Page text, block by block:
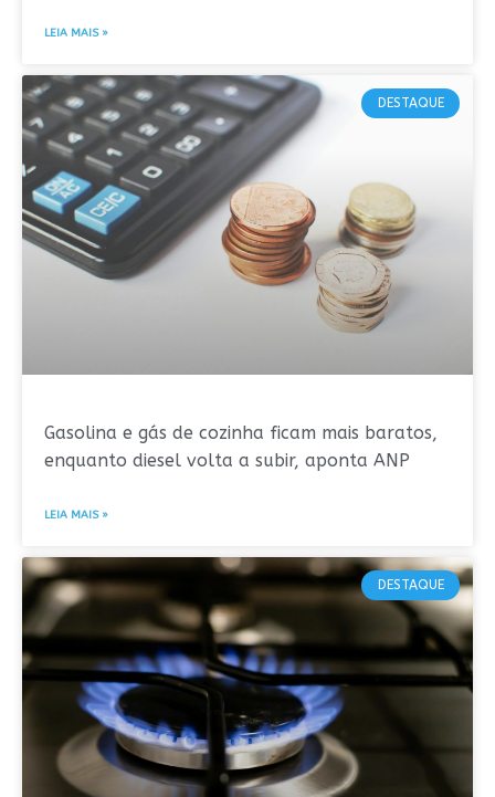
LEIA MAIS »
DESTAQUE
Gasolina e gás de cozinha ficam mais baratos,
enquanto diesel volta a subir, aponta ANP
LEIA MAIS »
DESTAQUE